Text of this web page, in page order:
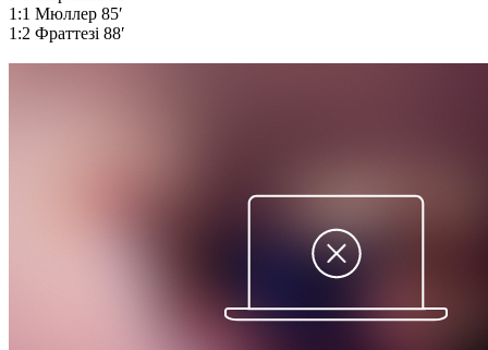
1:1 Мюллер 85′
1:2 Фраттезі 88′